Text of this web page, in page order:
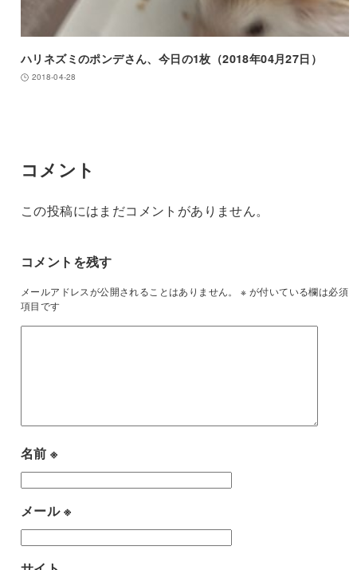
ハリネズミのポンデさん、今日の1枚（2018年04月27日）
2018-04-28
コメント
この投稿にはまだコメントがありません。
コメントを残す
メールアドレスが公開されることはありません。 ※ が付いている欄は必須
項目です
名前※
メール※